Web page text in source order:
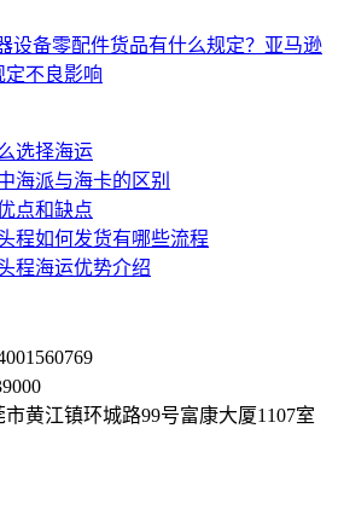
设备零配件货品有什么规定？亚马逊
定不良影响
选择海运
海派与海卡的区别
点和缺点
程如何发货有哪些流程
程海运优势介绍
黄江镇环城路99号富康大厦1107室